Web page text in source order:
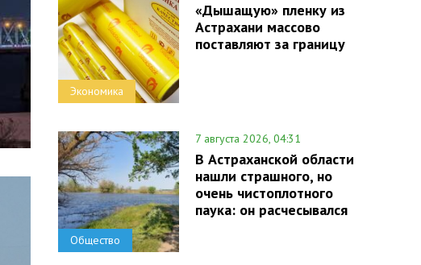
Экономика
«Дышащую» пленку из
Астрахани массово
поставляют за границу
Общество
7 августа 2026, 04:31
В Астраханской области
нашли страшного, но
очень чистоплотного
паука: он расчесывался